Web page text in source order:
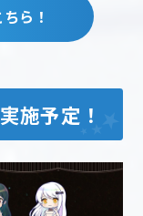
ら！
施予定！